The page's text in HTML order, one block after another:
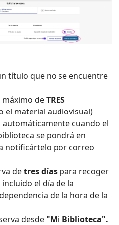
título que no se encuentre
máximo deTRES
el material audiovisual)
automáticamente cuando el
se pondrá en
notificártelo por correo
detres días para recoger
el día de la
de la hora de la
desde "Mi Biblioteca".